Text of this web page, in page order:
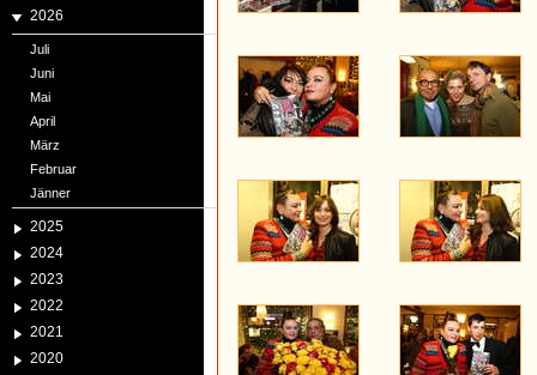
2026
Juli
Juni
Mai
April
März
Februar
Jänner
2025
2024
2023
2022
2021
2020